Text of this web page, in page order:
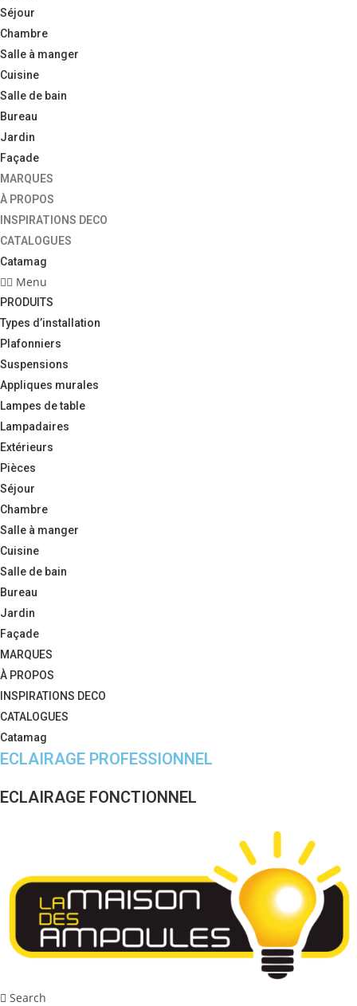
Séjour
Chambre
Salle à manger
Cuisine
Salle de bain
Bureau
Jardin
Façade
MARQUES
À PROPOS
INSPIRATIONS DECO
CATALOGUES
Catamag
Menu
PRODUITS
Types d’installation
Plafonniers
Suspensions
Appliques murales
Lampes de table
Lampadaires
Extérieurs
Pièces
Séjour
Chambre
Salle à manger
Cuisine
Salle de bain
Bureau
Jardin
Façade
MARQUES
À PROPOS
INSPIRATIONS DECO
CATALOGUES
Catamag
ECLAIRAGE PROFESSIONNEL
ECLAIRAGE FONCTIONNEL
Search